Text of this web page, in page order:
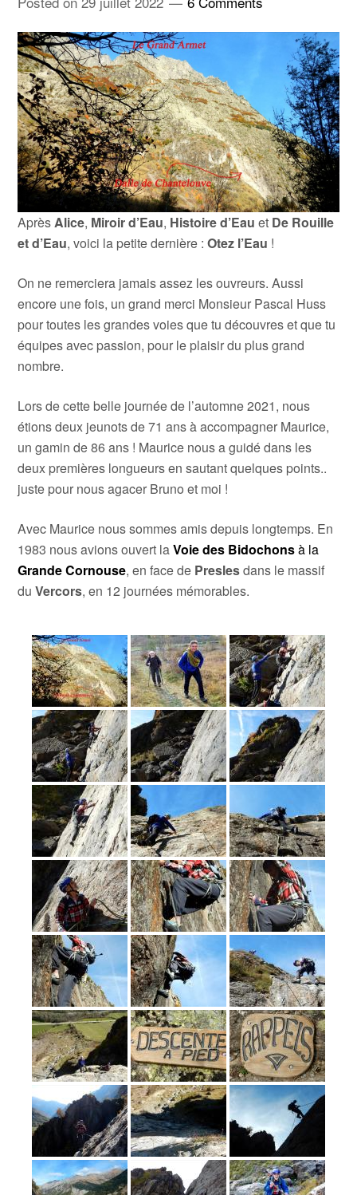
AprèsAlice, Miroir d’Eau, Histoire d’Eau et De Rouille
et d’Eau, voici la petite dernière :Otez l’Eau !
On ne remerciera jamais assez les ouvreurs. Aussi
encore une fois, un grand merci Monsieur Pascal Huss
pour toutes les grandes voies que tu découvres et que tu
équipes avec passion, pour le plaisir du plus grand
nombre.
Lors de cette belle journée de l’automne 2021, nous
étions deux jeunots de 71 ans à accompagner Maurice,
un gamin de 86 ans ! Maurice nous a guidé dans les
deux premières longueurs en sautant quelques points..
juste pour nous agacer Bruno et moi !
Avec Maurice nous sommes amis depuis longtemps. En
1983 nous avions ouvert laVoie des Bidochonsà la
Grande Cornouse, en face de Preslesdans le massif
duVercors, en 12 journées mémorables.